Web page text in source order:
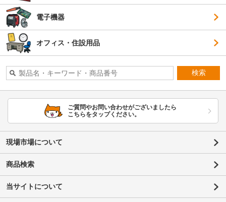
電子機器
オフィス・住設用品
検索
ご質問やお問い合わせがございましたら
こちらをタップください。
現場市場について
商品検索
当サイトについて